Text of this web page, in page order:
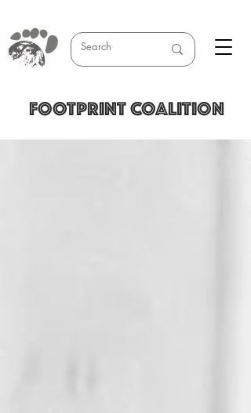
FOOTPRINT COALITION